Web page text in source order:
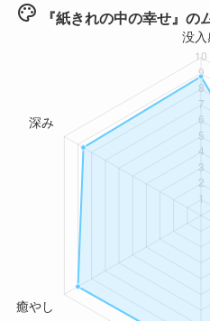
palette 『紙きれの中の幸せ』の